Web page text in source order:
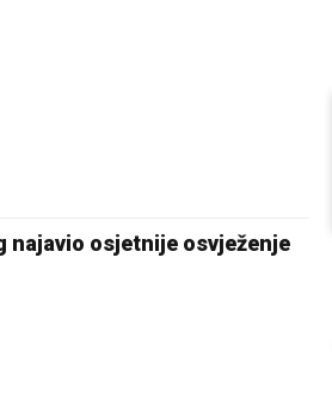
najavio osjetnije osvježenje